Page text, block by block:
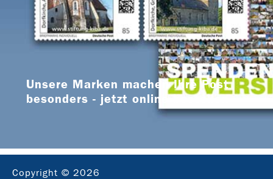
Unsere Marken machen Ihre Post
besonders - jetzt online bestellen
Copyright © 2026